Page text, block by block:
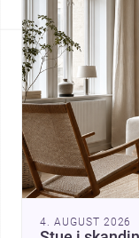
4. AUGUST 2026